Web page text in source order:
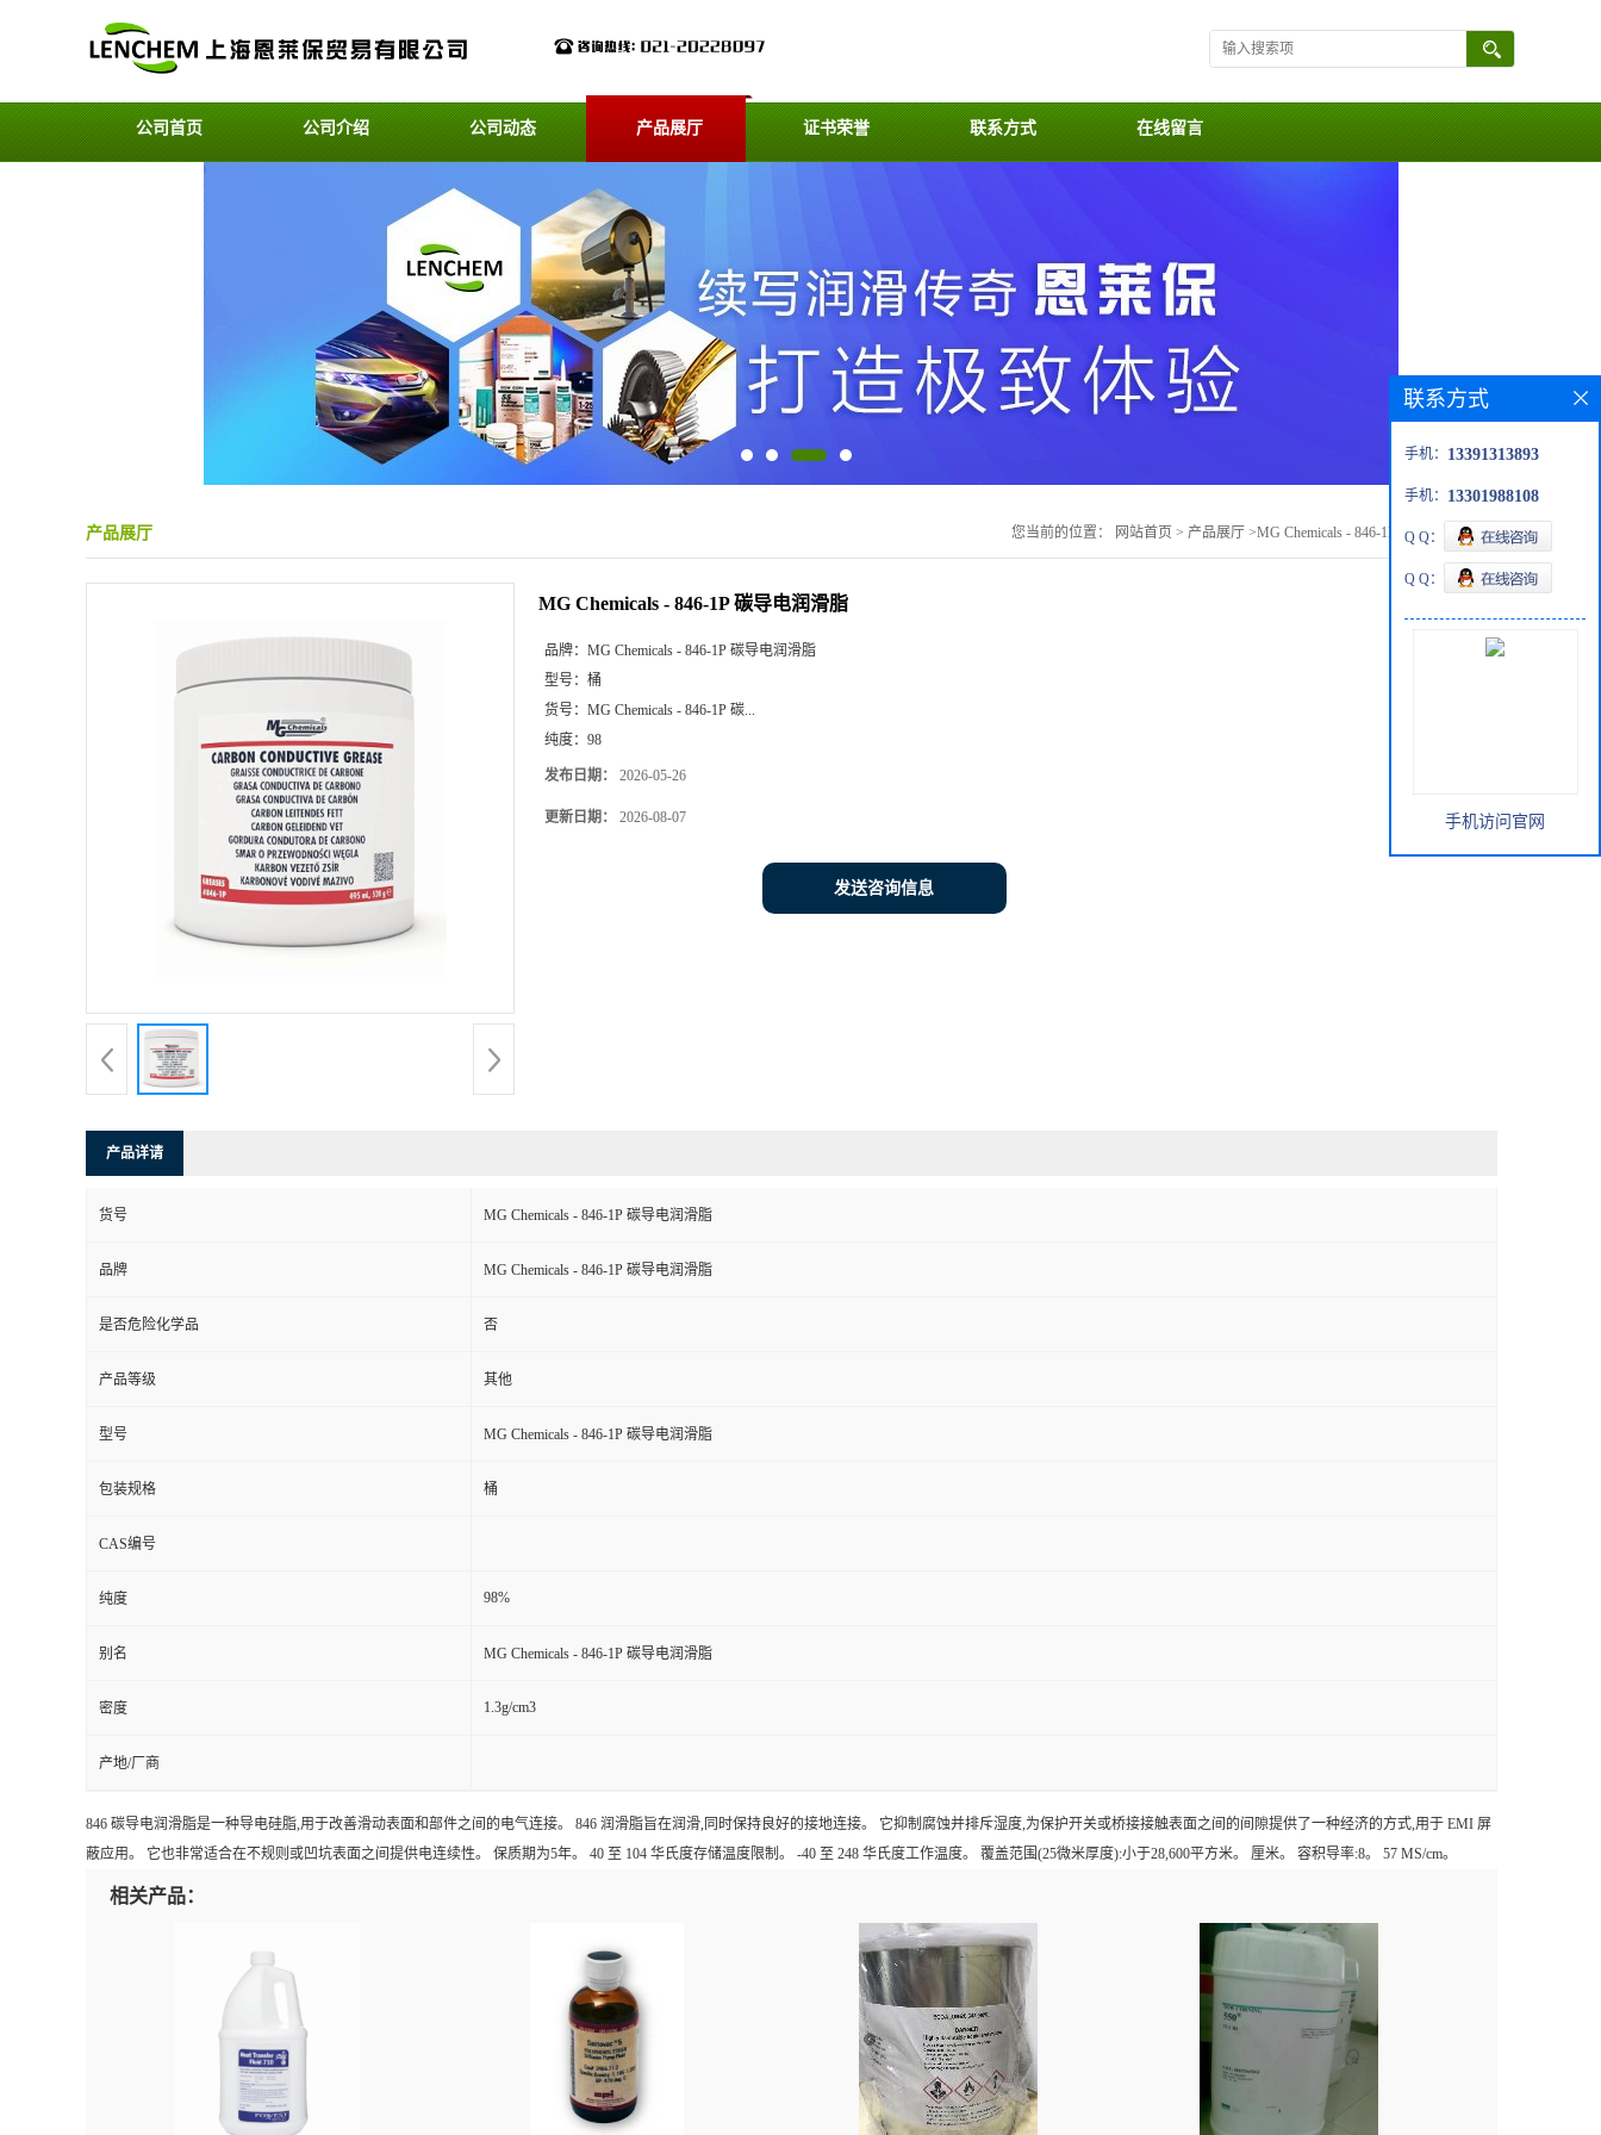
公司首页 公司介绍 公司动态 产品展厅 证书荣誉 联系方式 在线留言
产品展厅 您当前的位置： 网站首页 > 产品展厅 >MG Chemicals - 846-1P 碳导电润滑脂
MG Chemicals - 846-1P 碳导电润滑脂
品牌： MG Chemicals - 846-1P 碳导电润滑脂
型号： 桶
货号： MG Chemicals - 846-1P 碳...
纯度： 98
发布日期： 2026-05-26
更新日期： 2026-08-07
发送咨询信息
产品详请
货号 MG Chemicals - 846-1P 碳导电润滑脂
品牌 MG Chemicals - 846-1P 碳导电润滑脂
是否危险化学品 否
产品等级 其他
型号 MG Chemicals - 846-1P 碳导电润滑脂
包装规格 桶
CAS编号
纯度 98%
别名 MG Chemicals - 846-1P 碳导电润滑脂
密度 1.3g/cm3
产地/厂商
846 碳导电润滑脂是一种导电硅脂,用于改善滑动表面和部件之间的电气连接。 846 润滑脂旨在润滑,同时保持良好的接地连接。 它抑制腐蚀并排斥湿度,为保护开关或桥接接触表面之间的间隙提供了一种经济的方式,用于 EMI 屏
蔽应用。 它也非常适合在不规则或凹坑表面之间提供电连续性。 保质期为5年。 40 至 104 华氏度存储温度限制。 -40 至 248 华氏度工作温度。 覆盖范围(25微米厚度):小于28,600平方米。 厘米。 容积导率:8。 57 MS/cm。
相关产品：
联系方式
手机： 13391313893
手机： 13301988108
Q Q：
Q Q：
手机访问官网